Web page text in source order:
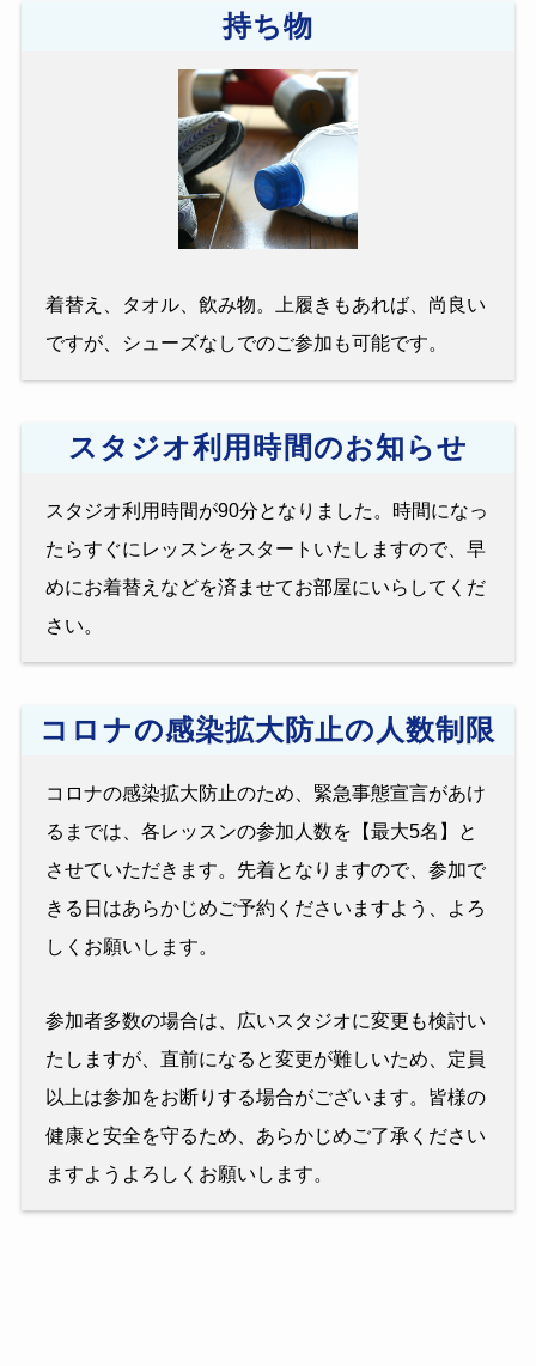
持ち物
着替え、タオル、飲み物。上履きもあれば、尚良い
ですが、シューズなしでのご参加も可能です。
スタジオ利用時間のお知らせ
スタジオ利用時間が90分となりました。時間になっ
たらすぐにレッスンをスタートいたしますので、早
めにお着替えなどを済ませてお部屋にいらしてくだ
さい。
コロナの感染拡大防止の人数制限
コロナの感染拡大防止のため、緊急事態宣言があけ
るまでは、各レッスンの参加人数を【最大5名】と
させていただきます。先着となりますので、参加で
きる日はあらかじめご予約くださいますよう、よろ
しくお願いします。
参加者多数の場合は、広いスタジオに変更も検討い
たしますが、直前になると変更が難しいため、定員
以上は参加をお断りする場合がございます。皆様の
健康と安全を守るため、あらかじめご了承ください
ますようよろしくお願いします。